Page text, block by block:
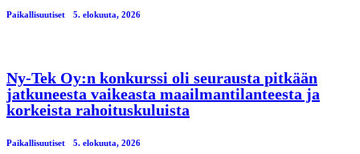
Paikallisuutiset 5. elokuuta, 2026
Ny-Tek Oy:n konkurssi oli seurausta pitkään
jatkuneesta vaikeasta maailmantilanteesta ja
korkeista rahoituskuluista
Paikallisuutiset 5. elokuuta, 2026